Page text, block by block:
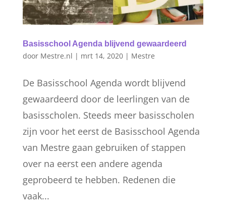
Basisschool Agenda blijvend gewaardeerd
door Mestre.nl | mrt 14, 2020| Mestre
De Basisschool Agenda wordt blijvend
gewaardeerd door de leerlingen van de
basisscholen. Steeds meer basisscholen
zijn voor het eerst de Basisschool Agenda
van Mestre gaan gebruiken of stappen
over na eerst een andere agenda
geprobeerd te hebben. Redenen die
vaak...